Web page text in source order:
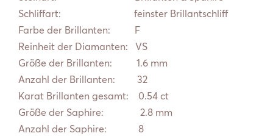
Schliffart: feinster Brillantschliff
Farbe der Brillanten: F
Reinheit der Diamanten: VS
Größe der Brillanten: 1.6 mm
Anzahl der Brillanten: 32
Karat Brillanten gesamt: 0.54 ct
Größe der Saphire: 2.8 mm
Anzahl der Saphire: 8